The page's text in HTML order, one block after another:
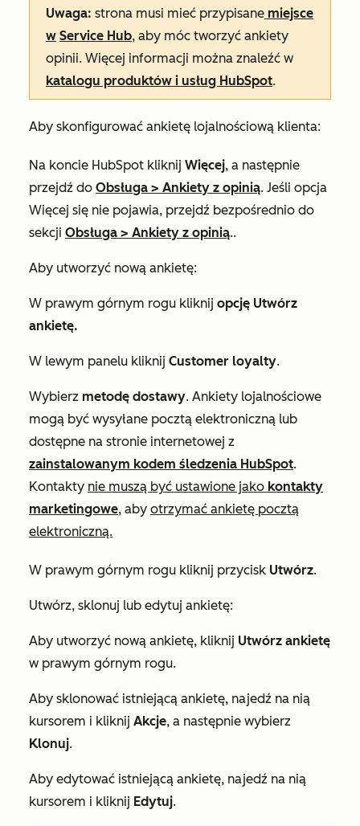
Uwaga: strona musi mieć przypisane miejsce
w Service Hub, aby móc tworzyć ankiety
opinii. Więcej informacji można znaleźć w
katalogu produktów i usług HubSpot.
Aby skonfigurować ankietę lojalnościową klienta:
Na koncie HubSpot kliknij Więcej, a następnie
przejdź do Obsługa > Ankiety z opinią. Jeśli opcja
Więcej się nie pojawia, przejdź bezpośrednio do
sekcji Obsługa > Ankiety z opinią..
Aby utworzyć nową ankietę:
W prawym górnym rogu kliknij opcję Utwórz
ankietę.
W lewym panelu kliknij Customer loyalty.
Wybierz metodę dostawy. Ankiety lojalnościowe
mogą być wysyłane pocztą elektroniczną lub
dostępne na stronie internetowej z
zainstalowanym kodem śledzenia HubSpot.
Kontakty nie muszą być ustawione jako kontakty
marketingowe, aby otrzymać ankietę pocztą
elektroniczną.
W prawym górnym rogu kliknij przycisk Utwórz.
Utwórz, sklonuj lub edytuj ankietę:
Aby utworzyć nową ankietę, kliknij Utwórz ankietę
w prawym górnym rogu.
Aby sklonować istniejącą ankietę, najedź na nią
kursorem i kliknij Akcje, a następnie wybierz
Klonuj.
Aby edytować istniejącą ankietę, najedź na nią
kursorem i kliknij Edytuj.